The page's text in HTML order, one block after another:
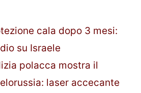
cala dopo 3 mesi:
su Israele
polacca mostra il
laser accecante